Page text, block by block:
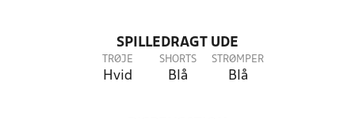
SPILLEDRAGT UDE
TRØJE
Hvid
SHORTS
Blå
STRØMPER
Blå